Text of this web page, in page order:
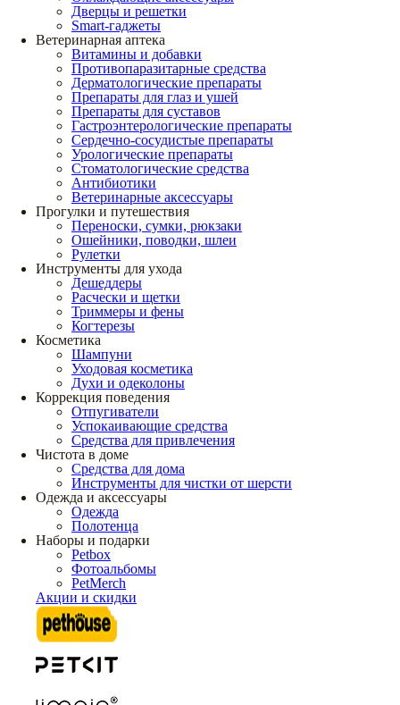
Дверцы и решетки
Smart-гаджеты
Ветеринарная аптека
Витамины и добавки
Противопаразитарные средства
Дерматологические препараты
Препараты для глаз и ушей
Препараты для суставов
Гастроэнтерологические препараты
Сердечно-сосудистые препараты
Урологические препараты
Стоматологические средства
Антибиотики
Ветеринарные аксессуары
Прогулки и путешествия
Переноски, сумки, рюкзаки
Ошейники, поводки, шлеи
Рулетки
Инструменты для ухода
Дешеддеры
Расчески и щетки
Триммеры и фены
Когтерезы
Косметика
Шампуни
Уходовая косметика
Духи и одеколоны
Коррекция поведения
Отпугиватели
Успокаивающие средства
Средства для привлечения
Чистота в доме
Средства для дома
Инструменты для чистки от шерсти
Одежда и аксессуары
Одежда
Полотенца
Наборы и подарки
Petbox
Фотоальбомы
PetMerch
Акции и скидки